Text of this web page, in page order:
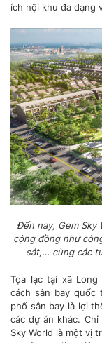
ích nội khu đa dạng
Đến nay, Gem Sky
cộng đồng như
sát,… cùng các
Tọa lạc tại xã
cách sân bay quốc
phố sân bay là lợi
các dự án khác.
Sky World là một vị